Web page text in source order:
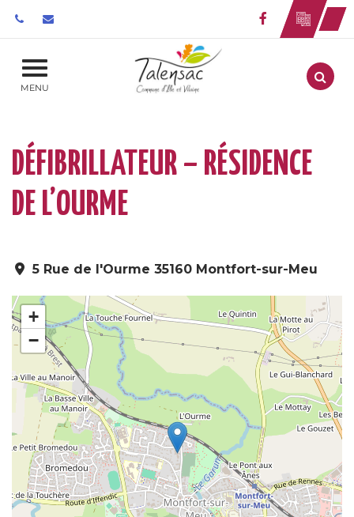
Lien vers le
MENU Aller
DÉFIBRILLATEUR – RÉSIDENCE
DE L’OURME
5 Rue de l'Ourme 35160 Montfort-sur-Meu
+
−